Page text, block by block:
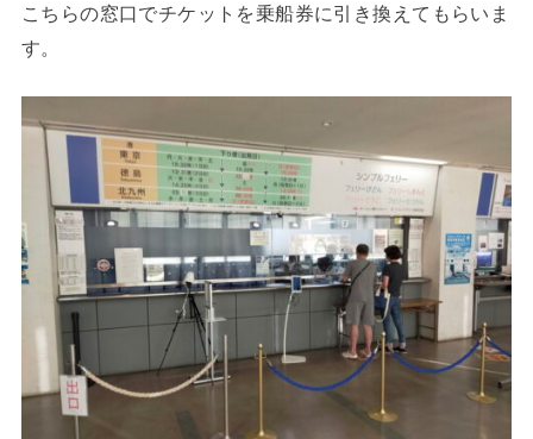
こちらの窓口でチケットを乗船券に引き換えてもらいま
す。